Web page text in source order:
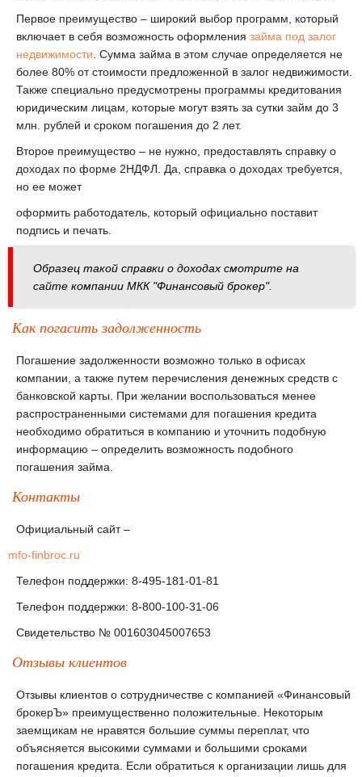
Первое преимущество – широкий выбор программ, который
включает в себя возможность оформления займа под залог
недвижимости . Сумма займа в этом случае определяется не
более 80% от стоимости предложенной в залог недвижимости.
Также специально предусмотрены программы кредитования
юридическим лицам, которые могут взять за сутки займ до 3
млн. рублей и сроком погашения до 2 лет.
Второе преимущество – не нужно, предоставлять справку о
доходах по форме 2НДФЛ. Да, справка о доходах требуется,
но ее может
оформить работодатель, который официально поставит
подпись и печать.
Образец такой справки о доходах смотрите на
сайте компании МКК "Финансовый брокер".
Как погасить задолженность
Погашение задолженности возможно только в офисах
компании, а также путем перечисления денежных средств с
банковской карты. При желании воспользоваться менее
распространенными системами для погашения кредита
необходимо обратиться в компанию и уточнить подобную
информацию – определить возможность подобного
погашения займа.
Контакты
Официальный сайт–
mfo-finbroc.ru
Телефон поддержки: 8-495-181-01-81
Телефон поддержки: 8-800-100-31-06
Свидетельство № 001603045007653
Отзывы клиентов
Отзывы клиентов о сотрудничестве с компанией «Финансовый
брокерЪ» преимущественно положительные. Некоторым
заемщикам не нравятся большие суммы переплат, что
объясняется высокими суммами и большими сроками
погашения кредита. Если обратиться к организации лишь для